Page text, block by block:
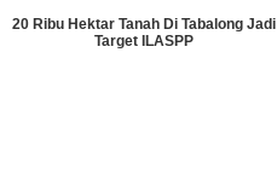
20 Ribu Hektar Tanah Di Tabalong Jadi
Target ILASPP